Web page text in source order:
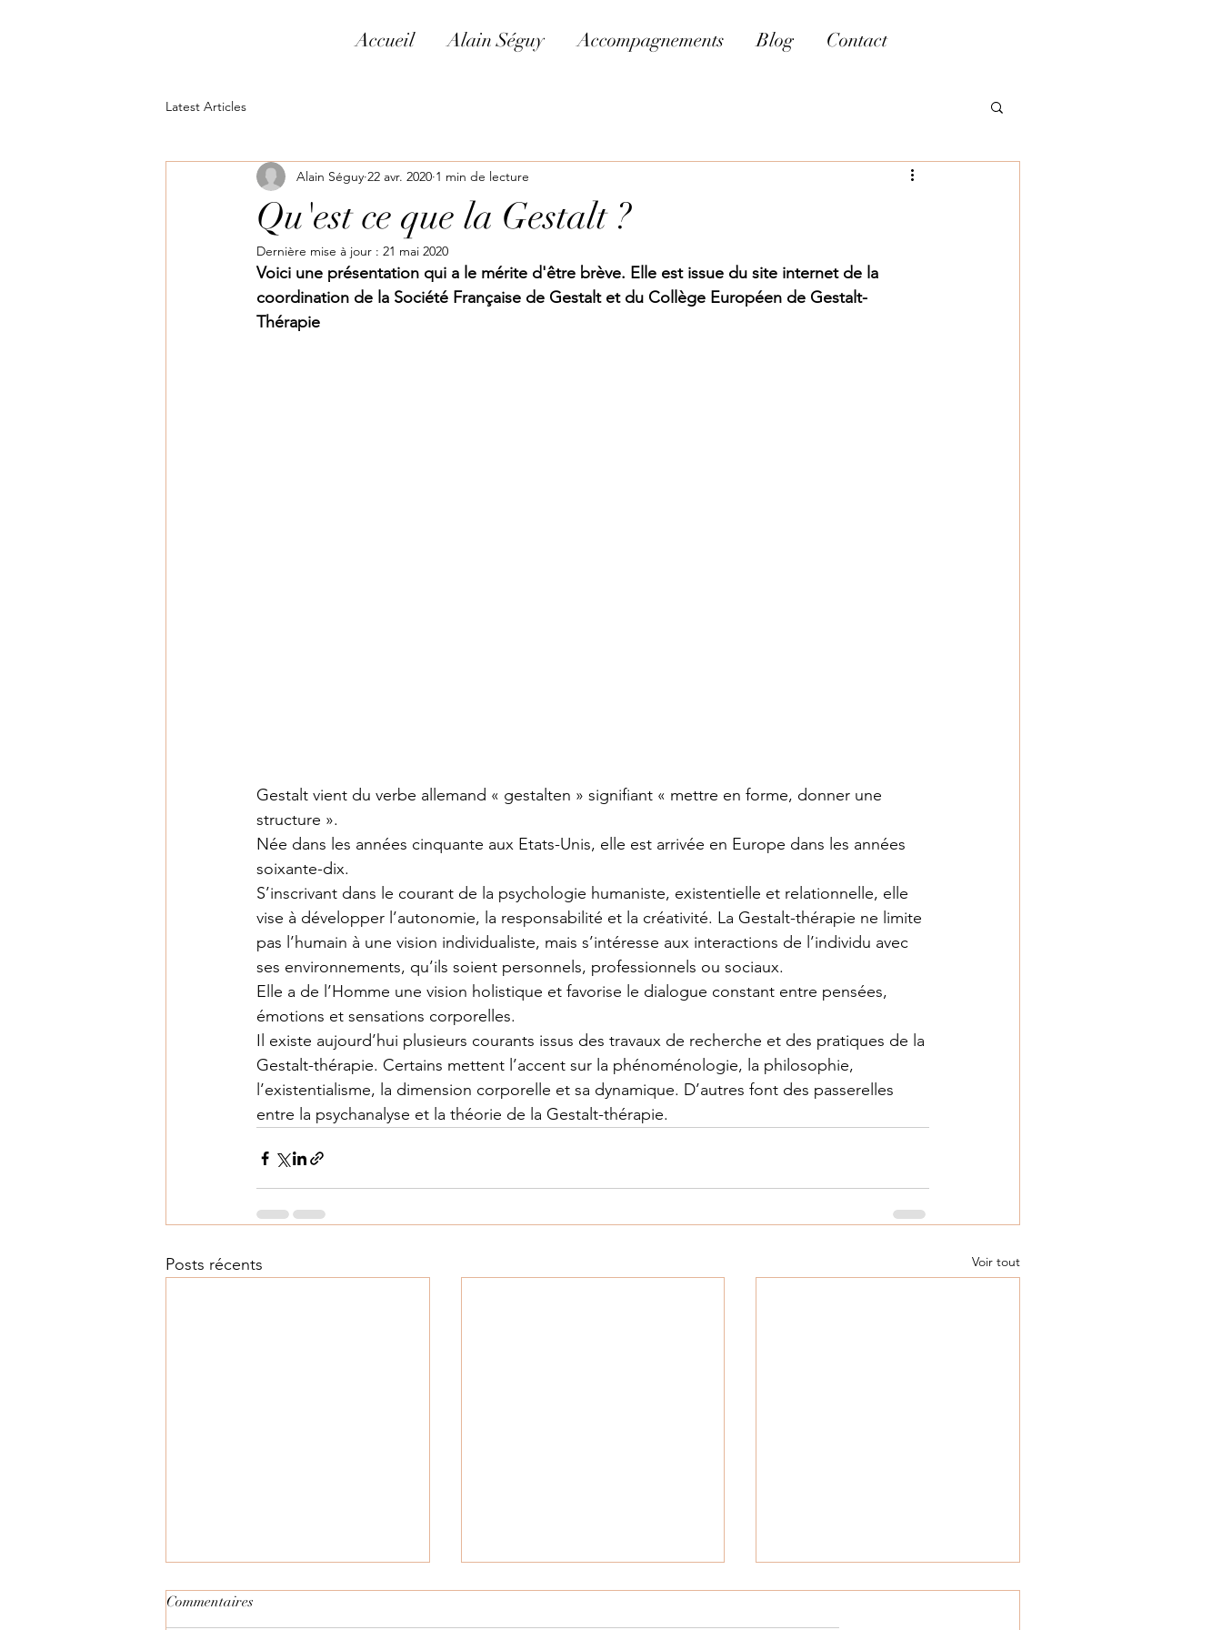
Accueil Alain Séguy Accompagnements Blog Contact
Latest Articles
Qu'est ce que la Gestalt ?
Alain Séguy 22 avr. 2020 1 min de lecture
Dernière mise à jour : 21 mai 2020
Voici une présentation qui a le mérite d'être brève. Elle est issue du site internet de la
coordination de la Société Française de Gestalt et du Collège Européen de Gestalt-
Thérapie
Gestalt vient du verbe allemand « gestalten » signifiant « mettre en forme, donner une
structure ».
Née dans les années cinquante aux Etats-Unis, elle est arrivée en Europe dans les années
soixante-dix.
S’inscrivant dans le courant de la psychologie humaniste, existentielle et relationnelle, elle
vise à développer l’autonomie, la responsabilité et la créativité. La Gestalt-thérapie ne limite
pas l’humain à une vision individualiste, mais s’intéresse aux interactions de l’individu avec
ses environnements, qu’ils soient personnels, professionnels ou sociaux.
Elle a de l’Homme une vision holistique et favorise le dialogue constant entre pensées,
émotions et sensations corporelles.
Il existe aujourd’hui plusieurs courants issus des travaux de recherche et des pratiques de la
Gestalt-thérapie. Certains mettent l’accent sur la phénoménologie, la philosophie,
l’existentialisme, la dimension corporelle et sa dynamique. D’autres font des passerelles
entre la psychanalyse et la théorie de la Gestalt-thérapie.
Posts récents Voir tout
Commentaires